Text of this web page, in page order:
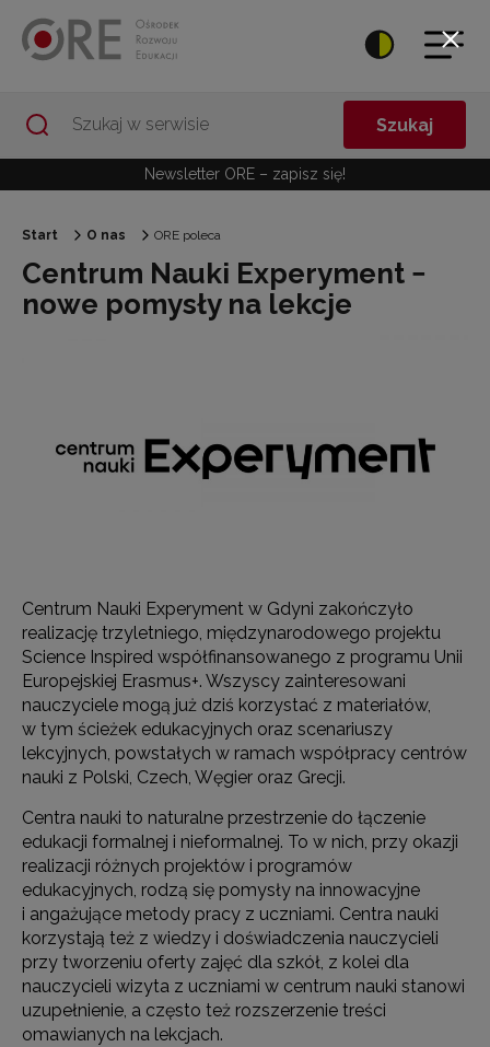
Szukaj
Newsletter ORE – zapisz się!
Start O nas ORE poleca
Centrum Nauki Experyment −
nowe pomysły na lekcje
Centrum Nauki Experyment w Gdyni zakończyło
realizację trzyletniego, międzynarodowego projektu
Science Inspired współfinansowanego z programu Unii
Europejskiej Erasmus+. Wszyscy zainteresowani
nauczyciele mogą już dziś korzystać z materiałów,
w tym ścieżek edukacyjnych oraz scenariuszy
lekcyjnych, powstałych w ramach współpracy centrów
nauki z Polski, Czech, Węgier oraz Grecji.
Centra nauki to naturalne przestrzenie do łączenie
edukacji formalnej i nieformalnej. To w nich, przy okazji
realizacji różnych projektów i programów
edukacyjnych, rodzą się pomysły na innowacyjne
i angażujące metody pracy z uczniami. Centra nauki
korzystają też z wiedzy i doświadczenia nauczycieli
przy tworzeniu oferty zajęć dla szkół, z kolei dla
nauczycieli wizyta z uczniami w centrum nauki stanowi
uzupełnienie, a często też rozszerzenie treści
omawianych na lekcjach.